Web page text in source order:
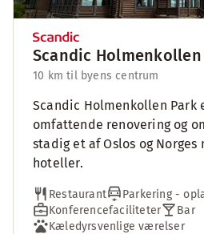
Scandic Holmenkollen
10 km til byens centrum
Scandic Holmenkollen Park
omfattende renovering og
stadig et af Oslos og Norges
hoteller.
Restaurant
Parkering -
Konferencefaciliteter
Bar
Kæledyrsvenlige værelser